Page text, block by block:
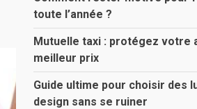
toute l’année ?
Mutuelle taxi : protégez votre
meilleur prix
Guide ultime pour choisir des
design sans se ruiner